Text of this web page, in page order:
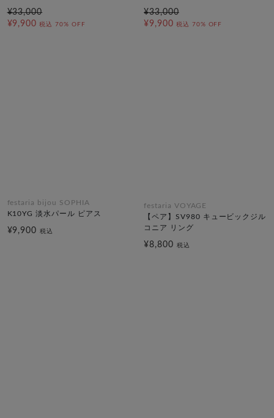
¥33,000
¥9,900 税込 70% OFF
¥33,000
¥9,900 税込 70% OFF
festaria bijou SOPHIA
K10YG 淡水パール ピアス
¥9,900税込
festaria VOYAGE
【ペア】SV980 キュービックジル
コニア リング
¥8,800 税込